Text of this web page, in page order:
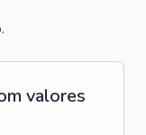
valores